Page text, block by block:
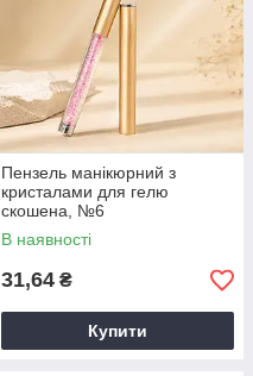
Пензель манікюрний з
кристалами для гелю
скошена, №6
В наявності
31,64 ₴
Купити